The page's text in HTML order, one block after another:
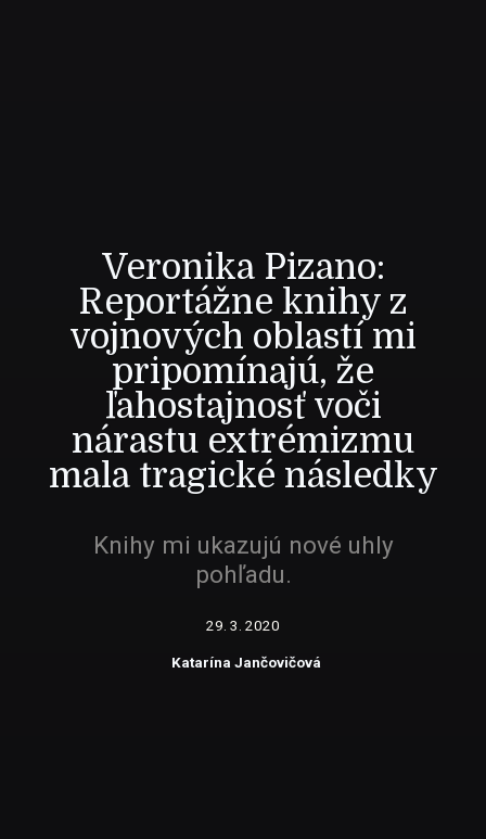
Veronika Pizano:
Reportážne knihy z
vojnových oblastí mi
pripomínajú, že
ľahostajnosť voči
nárastu extrémizmu
mala tragické následky
Knihy mi ukazujú nové uhly
pohľadu.
29. 3. 2020
Katarína Jančovičová